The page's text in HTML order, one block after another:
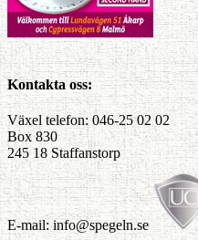
Kontakta oss:
Växel telefon: 046-25 02 02
Box 830
245 18 Staffanstorp
E-mail: info@spegeln.se